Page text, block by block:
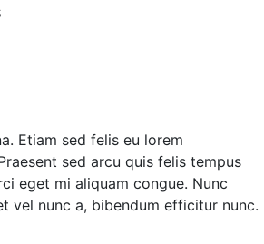
Etiam sed felis eu lorem
sed arcu quis felis tempus
eget mi aliquam congue. Nunc
vel nunc a, bibendum efficitur nunc.